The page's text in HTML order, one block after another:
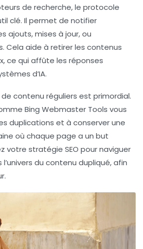
de recherche, le protocole
clé. Il permet de notifier
ajouts, mises à jour, ou
Cela aide à retirer les contenus
ce qui affûte les réponses
d’IA.
contenu réguliers est primordial.
Bing Webmaster Tools vous
duplications et à conserver une
où chaque page a un but
votre stratégie SEO pour naviguer
du contenu dupliqué, afin